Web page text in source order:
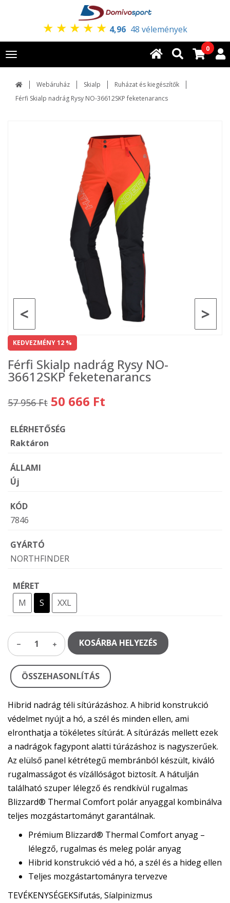
★ ★ ★ ★ ★ 4,96 48 vélemények
Toggle
navigation
0
Webáruház Skialp
Ruházat és kiegészítők
Férfi Skialp nadrág Rysy NO-36612SKP feketenarancs
>
<
KEDVEZMÉNY 12 %
Férfi Skialp nadrág Rysy NO-
36612SKP feketenarancs
57 956 Ft 50 666 Ft
ELÉRHETŐSÉG
Raktáron
ÁLLAMI
Új
KÓD
7846
GYÁRTÓ
NORTHFINDER
MÉRET
M
S XXL
1 KOSÁRBA HELYEZÉS
ÖSSZEHASONLÍTÁS
Hibrid nadrág téli sítúrázáshoz. A hibrid konstrukció
védelmet nyújt a hó, a szél és minden ellen, ami
elronthatja a tökéletes sítúrát. A sítúrázás mellett ezek
a nadrágok fagypont alatti túrázáshoz is nagyszerűek.
Az elülső panel kétrétegű membránból készült, kiváló
rugalmasságot és vízállóságot biztosít. A hátulján
található szuper lélegző és rendkívül rugalmas
Blizzard® Thermal Comfort polár anyaggal kombinálva
teljes mozgástartományt garantálnak.
Prémium Blizzard® Thermal Comfort anyag –
lélegző, rugalmas és meleg polár anyag
Hibrid konstrukció véd a hó, a szél és a hideg ellen
Teljes mozgástartományra tervezve
TEVÉKENYSÉGEKSífutás, Síalpinizmus